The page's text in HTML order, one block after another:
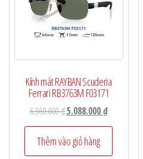
Kính mát RAYBAN Scuderia
Ferrari RB3763M F03171
6.360.000₫Giá
gốc
là:
6.360.000 ₫.
5.088.000₫Giá
hiện
là:
Thêm vào giỏ hàng